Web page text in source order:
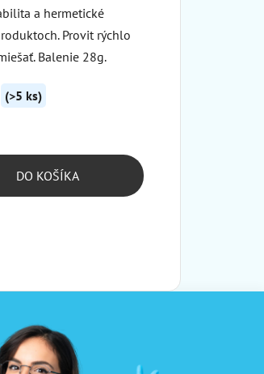
a hermetické
Provit rýchlo
Balenie 28g.
(>5 ks)
DO KOŠÍKA